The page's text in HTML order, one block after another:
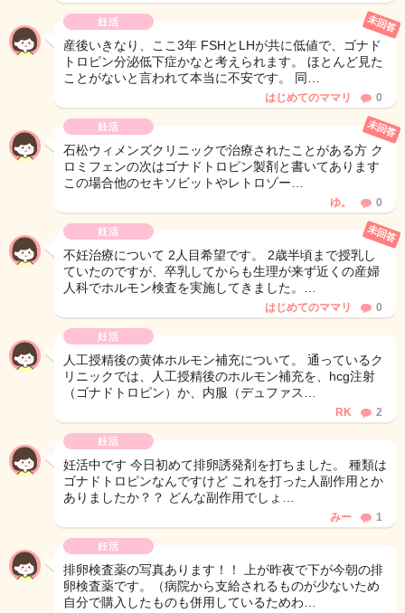
妊活
産後いきなり、ここ3年 FSHとLHが共に低値で、ゴナド
トロピン分泌低下症かなと考えられます。 ほとんど見た
ことがないと言われて本当に不安です。 同…
未回答
はじめてのママリ 0
妊活
石松ウィメンズクリニックで治療されたことがある方 ク
ロミフェンの次はゴナドトロピン製剤と書いてあります
この場合他のセキソビットやレトロゾー…
未回答
ゆ。 0
妊活
不妊治療について 2人目希望です。 2歳半頃まで授乳し
ていたのですが、卒乳してからも生理が来ず近くの産婦
人科でホルモン検査を実施してきました。…
未回答
はじめてのママリ 0
妊活
人工授精後の黄体ホルモン補充について。 通っているク
リニックでは、人工授精後のホルモン補充を、hcg注射
（ゴナドトロピン）か、内服（デュファス…
RK 2
妊活
妊活中です 今日初めて排卵誘発剤を打ちました。 種類は
ゴナドトロピンなんですけど これを打った人副作用とか
ありましたか？？ どんな副作用でしょ…
みー 1
妊活
排卵検査薬の写真あります！！ 上が昨夜で下が今朝の排
卵検査薬です。（病院から支給されるものが少ないため
自分で購入したものも併用しているためわ…